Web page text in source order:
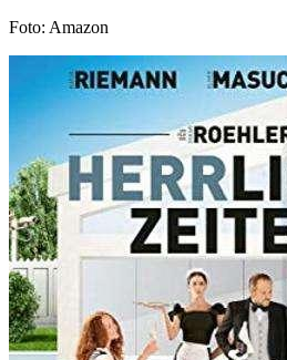
Foto: Amazon